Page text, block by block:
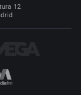
12